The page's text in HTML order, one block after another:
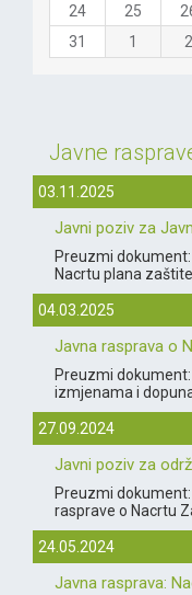
24
25
31
1 2
Javne
03.11.2025
Javni poziv za
Preuzmi
Nacrtu plana zaštite
04.03.2025
Javna rasprava o
Preuzmi
izmjenama i
27.09.2024
Javni poziv za
Preuzmi
rasprave o Nacrtu
24.05.2024
Javna rasprava: